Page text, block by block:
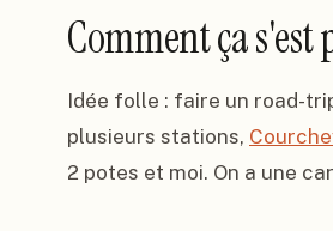
Comment ça s'est
Idée folle : faire un road-
plusieurs stations,
2 potes et moi. On a une